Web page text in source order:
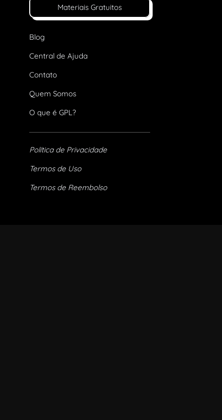
Materiais Gratuitos
Blog
Central de Ajuda
Contato
Quem Somos
O que é GPL?
Política de Privacidade
Termos de Uso
Termos de Reembolso